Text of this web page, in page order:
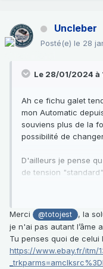
Uncleber
Posté(e) le 28
Le 28/01/2024 à
Ah ce fichu galet
mon Automatic
souviens plus de la
possibilité de
D'ailleurs je pense
de tension
mienne), mais ça
là (du style des
tuyau deDA, et bien
sur mesure au
Merci @totojest
, la
je n'ai pas autant l’âme
Tu penses quoi de
https://www.ebay.fr/itm/